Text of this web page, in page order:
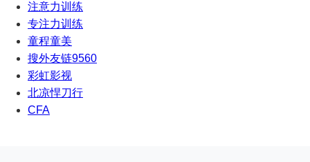
注意力训练
专注力训练
童程童美
搜外友链9560
彩虹影视
北凉悍刀行
CFA